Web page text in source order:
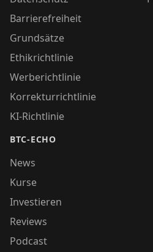
Barrierefreiheit
Grundsätze
Ethikrichtlinie
Werberichtlinie
Korrekturrichtlinie
KI-Richtlinie
BTC-ECHO
News
Kurse
Investieren
Reviews
Podcast